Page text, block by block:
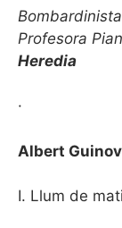
Profesora
Heredia
·
Albert
I. Llum de